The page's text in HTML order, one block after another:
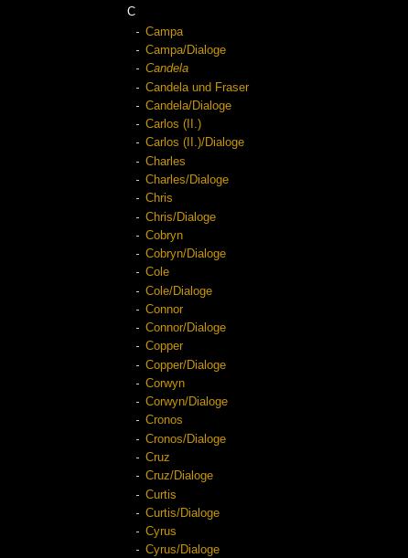
C
Campa
Campa/Dialoge
Candela
Candela und Fraser
Candela/Dialoge
Carlos (II.)
Carlos (II.)/Dialoge
Charles
Charles/Dialoge
Chris
Chris/Dialoge
Cobryn
Cobryn/Dialoge
Cole
Cole/Dialoge
Connor
Connor/Dialoge
Copper
Copper/Dialoge
Corwyn
Corwyn/Dialoge
Cronos
Cronos/Dialoge
Cruz
Cruz/Dialoge
Curtis
Curtis/Dialoge
Cyrus
Cyrus/Dialoge